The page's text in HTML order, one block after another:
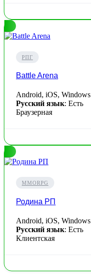
РПГ
Battle Arena
Android, iOS, Windows
Русский язык: Есть
Браузерная
MMORPG
Родина РП
Android, iOS, Windows
Русский язык: Есть
Клиентская